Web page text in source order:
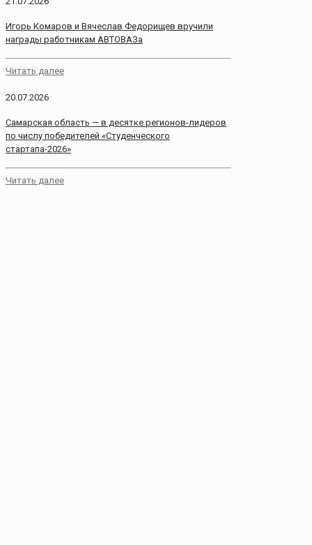
Игорь Комаров и Вячеслав Федорищев вручили
награды работникам АВТОВАЗа
Читать далее
20.07.2026
Самарская область — в десятке регионов-лидеров
по числу победителей «Студенческого
стартапа-2026»
Читать далее